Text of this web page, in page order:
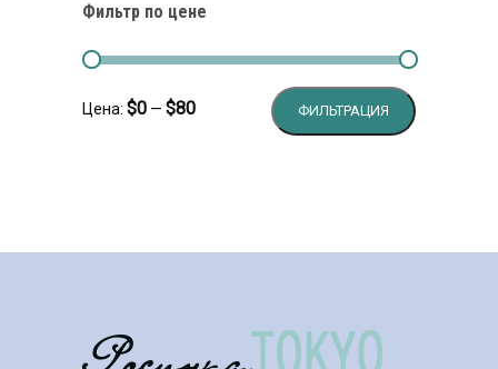
Фильтр по цене
ФИЛЬТРАЦИЯ
Цена: $0 — $80